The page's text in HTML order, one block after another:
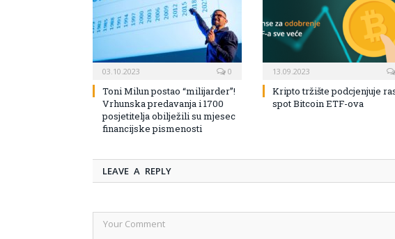
03.10.2023 0
Toni Milun postao “milijarder”!
Vrhunska predavanja i 1700
posjetitelja obilježili su mjesec
financijske pismenosti
13.09.2023
Kripto tržište podcjenjuje
spot Bitcoin ETF-ova
LEAVE A REPLY